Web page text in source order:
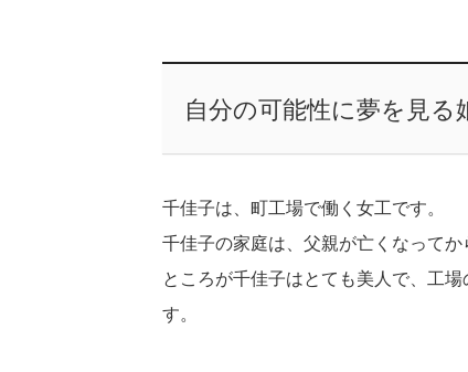
自分の可能性に夢を見る
千佳子は、町工場で働く女工です。
千佳子の家庭は、父親が亡くなって
ところが千佳子はとても美人で、工
す。